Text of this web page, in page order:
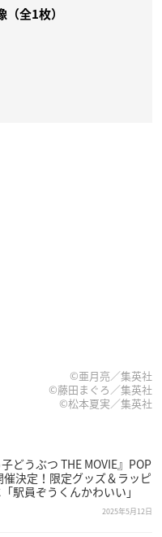
（全1枚）
©亜月亮／集英社
©藤田まぐろ／集英社
©松本夏実／集英社
どうぶつ THE MOVIE』POP
催決定！限定グッズ＆ラッピ
駅員ぞうくんかわいい」
2025年5月12日